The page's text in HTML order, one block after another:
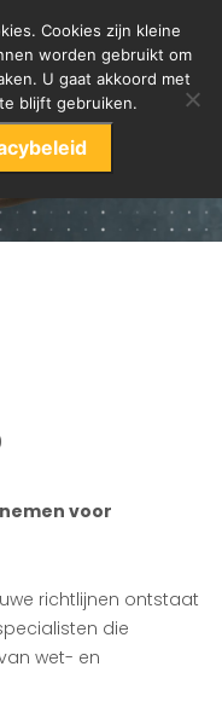
voor
richtlijnen ontstaat
die
wet- en
Cookies zijn kleine
worden gebruikt om
U gaat akkoord met
blijft gebruiken.